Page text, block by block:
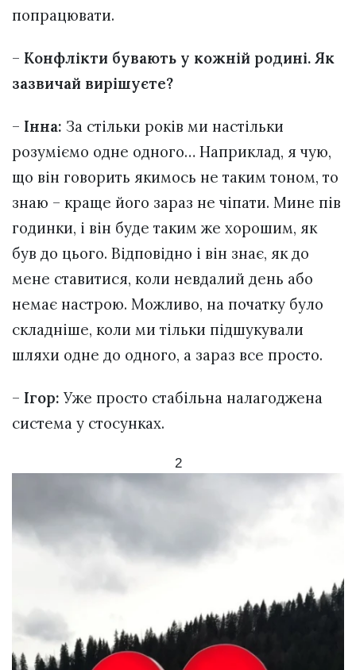
попрацювати.
– Конфлікти бувають у кожній родині. Як
зазвичай вирішуєте?
– Інна: За стільки років ми настільки
розуміємо одне одного… Наприклад, я чую,
що він говорить якимось не таким тоном, то
знаю – краще його зараз не чіпати. Мине пів
годинки, і він буде таким же хорошим, як
був до цього. Відповідно і він знає, як до
мене ставитися, коли невдалий день або
немає настрою. Можливо, на початку було
складніше, коли ми тільки підшукували
шляхи одне до одного, а зараз все просто.
– Ігор: Уже просто стабільна налагоджена
система у стосунках.
2